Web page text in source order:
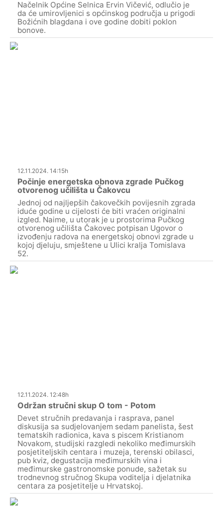
Načelnik Općine Selnica Ervin Vičević, odlučio je
da će umirovljenici s općinskog područja u prigodi
Božićnih blagdana i ove godine dobiti poklon
bonove.
12.11.2024. 14:15h
Počinje energetska obnova zgrade Pučkog
otvorenog učilišta u Čakovcu
Jednoj od najljepših čakovečkih povijesnih zgrada
iduće godine u cijelosti će biti vraćen originalni
izgled. Naime, u utorak je u prostorima Pučkog
otvorenog učilišta Čakovec potpisan Ugovor o
izvođenju radova na energetskoj obnovi zgrade u
kojoj djeluju, smještene u Ulici kralja Tomislava
52.
12.11.2024. 12:48h
Održan stručni skup O tom - Potom
Devet stručnih predavanja i rasprava, panel
diskusija sa sudjelovanjem sedam panelista, šest
tematskih radionica, kava s piscem Kristianom
Novakom, studijski razgledi nekoliko međimurskih
posjetiteljskih centara i muzeja, terenski obilasci,
pub kviz, degustacija međimurskih vina i
međimurske gastronomske ponude, sažetak su
trodnevnog stručnog Skupa voditelja i djelatnika
centara za posjetitelje u Hrvatskoj.